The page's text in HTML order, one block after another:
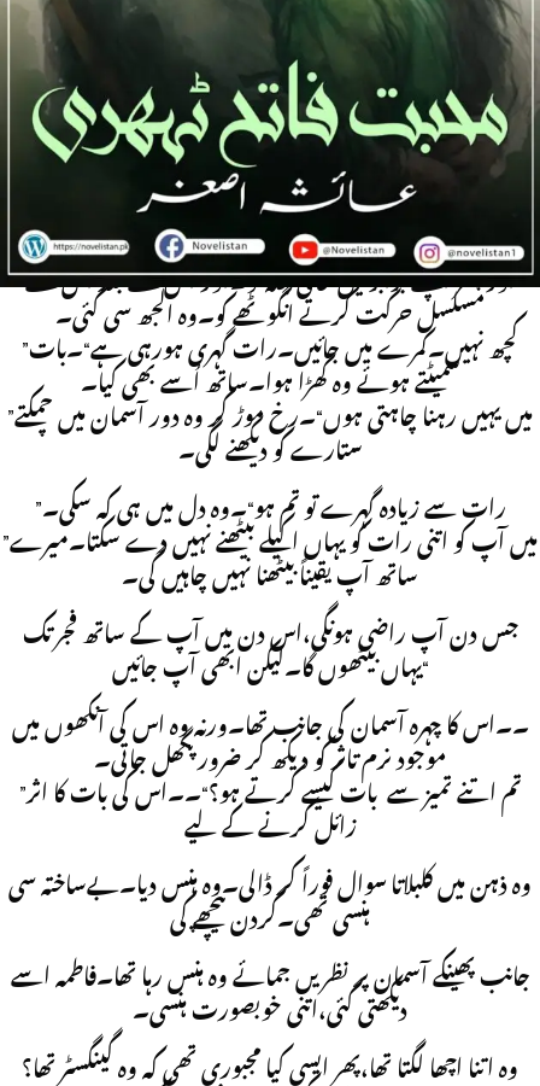
cousin Base | Secret Agent | Childhood Love | Bold
and blunt heroin | Tragedy | Patriotism | Past Mystery
|Murder Action | | Family Politics
جھکائے بیٹھے دیکھا۔
اور پھر اپنے برابر میں خالی جگہ کو۔اور اس کے بعد اس کے
مسلسل حرکت کرتے انگوٹھے کو۔وہ الجھ سی گئی۔
”کچھ نہیں۔کمرے میں جائیں۔رات گہری ہورہی ہے“۔بات
سمیٹتے ہوئے وہ کھڑا ہوا۔ساتھ اُسے بھی کیا۔
”میں یہیں رہنا چاہتی ہوں“۔رخ موڑ کر وہ دور آسمان میں چمکتے
ستارے کو دیکھنے لگی۔
”رات سے زیادہ گہرے تو تم ہو“۔وہ دل میں ہی کہ سکی۔
”میں آپ کو اتنی رات کو یہاں اکیلے بیٹھنے نہیں دے سکتا۔میرے
ساتھ آپ یقیناً بیٹھنا نہیں چاہیں گی۔
جس دن آپ راضی ہونگی،اس دن میں آپ کے ساتھ فجر تک
یہاں بیٹھوں گا۔لیکن ابھی آپ جائیں“
۔۔اس کا چہرہ آسمان کی جانب تھا۔ورنہ وہ اس کی آنکھوں میں
موجود نرم تاثر کو دیکھ کر ضرور پگھل جاتی۔
”تم اتنے تمیز سے بات کیسے کرتے ہو؟“۔۔اس کی بات کا اثر
زائل کرنے کے لیے
وہ ذہن میں کلبلاتا سوال فوراً کر ڈالی۔وہ ہنس دیا۔بےساختہ سی
ہنسی تھی۔گردن پیچھے کی
جانب پھینکے آسمان پر نظریں جمائے وہ ہنس رہا تھا۔فاطمہ اسے
دیکھتی گئی،اتنی خوبصورت ہنسی۔
وہ اتنا اچھا لگتا تھا،پھر ایسی کیا مجبوری تھی کہ وہ گینگسٹر تھا؟